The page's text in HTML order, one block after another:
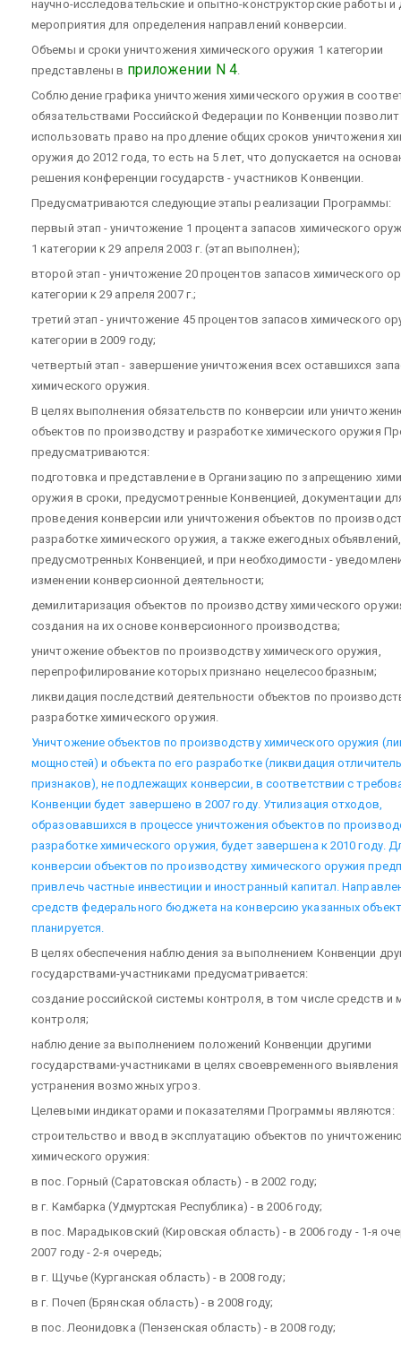
научно-исследовательские и опытно-конструкторские работы и
мероприятия для определения направлений конверсии.
Объемы и сроки уничтожения химического оружия 1 категории
представлены в приложении N 4.
Соблюдение графика уничтожения химического оружия в
обязательствами Российской Федерации по Конвенции позволит
использовать право на продление общих сроков уничтожения
оружия до 2012 года, то есть на 5 лет, что допускается на
решения конференции государств - участников Конвенции.
Предусматриваются следующие этапы реализации Программы:
первый этап - уничтожение 1 процента запасов химического
1 категории к 29 апреля 2003 г. (этап выполнен);
второй этап - уничтожение 20 процентов запасов химического
категории к 29 апреля 2007 г.;
третий этап - уничтожение 45 процентов запасов химического
категории в 2009 году;
четвертый этап - завершение уничтожения всех оставшихся
химического оружия.
В целях выполнения обязательств по конверсии или
объектов по производству и разработке химического оружия
предусматриваются:
подготовка и представление в Организацию по запрещению
оружия в сроки, предусмотренные Конвенцией, документации
проведения конверсии или уничтожения объектов по
разработке химического оружия, а также ежегодных объявлений,
предусмотренных Конвенцией, и при необходимости -
изменении конверсионной деятельности;
демилитаризация объектов по производству химического
создания на их основе конверсионного производства;
уничтожение объектов по производству химического оружия,
перепрофилирование которых признано нецелесообразным;
ликвидация последствий деятельности объектов по
разработке химического оружия.
Уничтожение объектов по производству химического оружия
мощностей) и объекта по его разработке (ликвидация
признаков), не подлежащих конверсии, в соответствии с
Конвенции будет завершено в 2007 году. Утилизация отходов,
образовавшихся в процессе уничтожения объектов по
разработке химического оружия, будет завершена к 2010 году.
конверсии объектов по производству химического оружия
привлечь частные инвестиции и иностранный капитал.
средств федерального бюджета на конверсию указанных
планируется.
В целях обеспечения наблюдения за выполнением Конвенции
государствами-участниками предусматривается:
создание российской системы контроля, в том числе средств и
контроля;
наблюдение за выполнением положений Конвенции другими
государствами-участниками в целях своевременного выявления
устранения возможных угроз.
Целевыми индикаторами и показателями Программы являются:
строительство и ввод в эксплуатацию объектов по
химического оружия:
в пос. Горный (Саратовская область) - в 2002 году;
в г. Камбарка (Удмуртская Республика) - в 2006 году;
в пос. Марадыковский (Кировская область) - в 2006 году - 1-я
2007 году - 2-я очередь;
в г. Щучье (Курганская область) - в 2008 году;
в г. Почеп (Брянская область) - в 2008 году;
в пос. Леонидовка (Пензенская область) - в 2008 году;